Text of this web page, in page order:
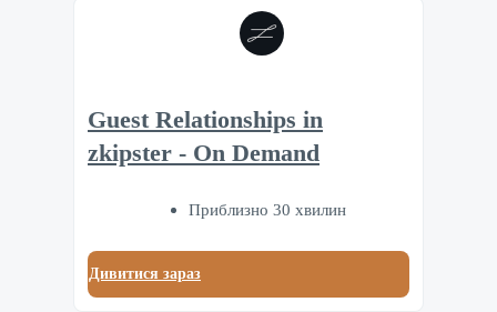
Guest Relationships in
zkipster - On Demand
Приблизно 30 хвилин
Дивитися зараз